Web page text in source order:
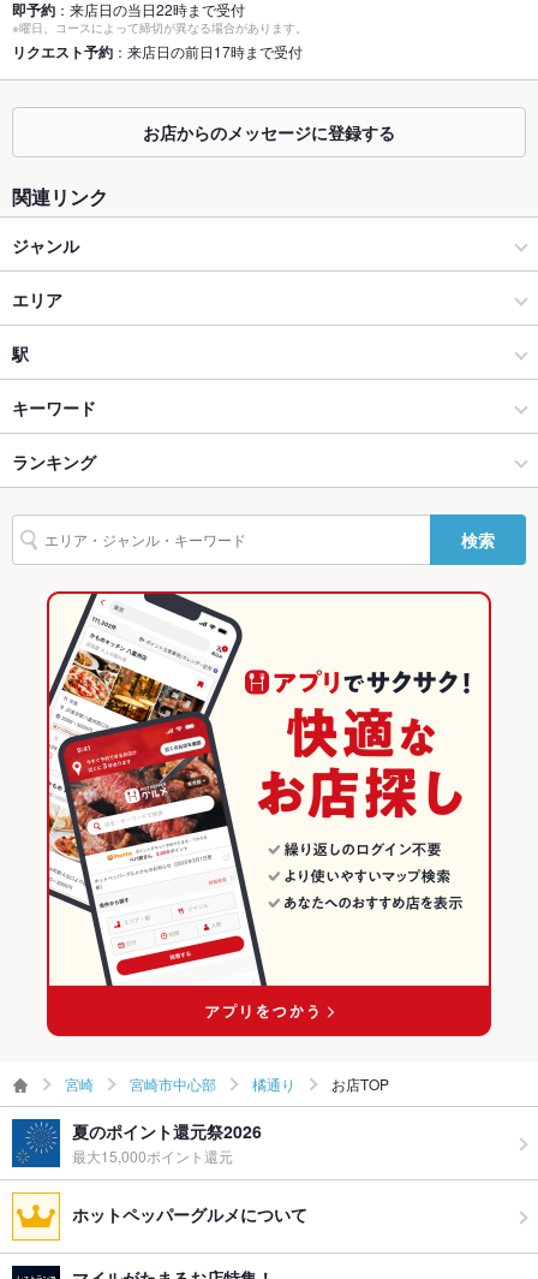
座敷 なし
掘りごたつ なし
カウンター なし
ソファー なし
テラス席
貸切
設備
Wi-Fi
ー
駐車場
その他設備 －
その他
飲み放題 あり ：飲み放題あり
食べ放題 あり ：食べ放題あり
カクテル充実
お子様連れ お子様連れOK
ウェディン
グパーティ
ー二次会
－
－
即予約 ：来店日の当日22時まで受付
※曜日、コースによって締切が異なる場合があります。
リクエスト予約 ：来店日の前日17時まで受付
お店からのメッセージに登録する
関連リンク
ジャンル
焼肉・ホルモン
焼肉
宮崎市中心部 × 焼肉・ホルモン
宮崎市中心部 × 焼肉
宮崎駅 × 焼肉・ホルモン
宮崎駅 × 焼肉
エリア
橘通り
橘通り × 焼肉・ホルモン
橘通り × 焼肉
宮崎
宮崎 × 焼肉・ホルモン
宮崎 × 焼肉
駅
南宮崎駅
宮崎駅
宮崎空港駅
キーワード
エビ料理 冷麺
ランキング
宮崎のグルメランキング
宮崎の焼肉・ホルモンランキング
宮崎市中心部のグルメランキング
宮崎市中心部の焼肉・ホルモンランキング
橘通りのグルメランキング
橘通りの焼肉・ホルモンランキング
検索
宮崎 宮崎市中心部 橘通り お店TOP
夏のポイント還元祭2026
最大15,000ポイント還元
ホットペッパーグルメについて